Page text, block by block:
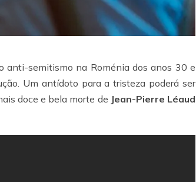
anti-semitismo na Roménia dos anos 30 e
Um antídoto para a tristeza poderá ser
doce e bela morte de Jean-Pierre Léaud